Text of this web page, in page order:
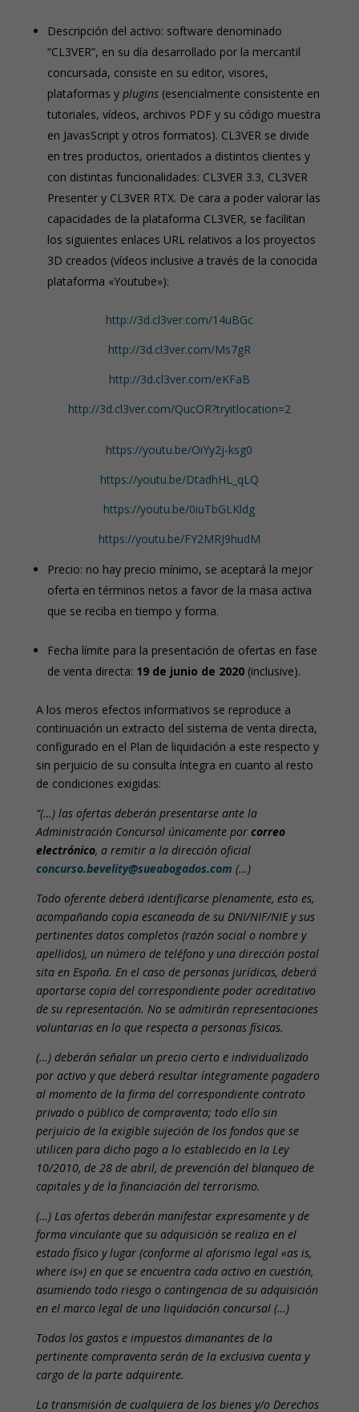
Descripción del activo: software denominado
“CL3VER”, en su día desarrollado por la mercantil
concursada, consiste en su editor, visores,
plataformas yplugins(esencialmente consistente en
tutoriales, vídeos, archivos PDF y su código muestra
en JavasScript y otros formatos). CL3VER se divide
en tres productos, orientados a distintos clientes y
con distintas funcionalidades: CL3VER 3.3, CL3VER
Presenter y CL3VER RTX. De cara a poder valorar las
capacidades de la plataforma CL3VER, se facilitan
los siguientes enlaces URL relativos a los proyectos
3D creados (vídeos inclusive a través de la conocida
plataforma «Youtube»):
http://3d.cl3ver.com/14uBGc
http://3d.cl3ver.com/Ms7gR
http://3d.cl3ver.com/eKFaB
http://3d.cl3ver.com/QucOR?tryitlocation=2
https://youtu.be/OiYy2j-ksg0
https://youtu.be/DtadhHL_qLQ
https://youtu.be/0iuTbGLKldg
https://youtu.be/FY2MRJ9hudM
Precio: no hay precio mínimo, se aceptará la mejor
oferta en términos netos a favor de la masa activa
que se reciba en tiempo y forma.
Fecha límite para la presentación de ofertas en fase
de venta directa: 19 de junio de 2020(inclusive).
A los meros efectos informativos se reproduce a
continuación un extracto del sistema de venta directa,
configurado en el Plan de liquidación a este respecto y
sin perjuicio de su consulta íntegra en cuanto al resto
de condiciones exigidas:
“(…) las ofertas deberán presentarse ante la
Administración Concursal únicamente por correo
electrónico, a remitir a la dirección oficial
concurso.bevelity@sueabogados.com (…)
Todo oferente deberá identificarse plenamente, esto es,
acompañando copia escaneada de su DNI/NIF/NIE y sus
pertinentes datos completos (razón social o nombre y
apellidos), un número de teléfono y una dirección postal
sita en España. En el caso de personas jurídicas, deberá
aportarse copia del correspondiente poder acreditativo
de su representación. No se admitirán representaciones
voluntarias en lo que respecta a personas físicas.
(…) deberán señalar un precio cierto e individualizado
por activo y que deberá resultar íntegramente pagadero
al momento de la firma del correspondiente contrato
privado o público de compraventa; todo ello sin
perjuicio de la exigible sujeción de los fondos que se
utilicen para dicho pago a lo establecido en la Ley
10/2010, de 28 de abril, de prevención del blanqueo de
capitales y de la financiación del terrorismo.
(…) Las ofertas deberán manifestar expresamente y de
forma vinculante que su adquisición se realiza en el
estado físico y lugar (conforme al aforismo legal «as is,
where is») en que se encuentra cada activo en cuestión,
asumiendo todo riesgo o contingencia de su adquisición
en el marco legal de una liquidación concursal (…)
Todos los gastos e impuestos dimanantes de la
pertinente compraventa serán de la exclusiva cuenta y
cargo de la parte adquirente.
La transmisión de cualquiera de los bienes y/o Derechos